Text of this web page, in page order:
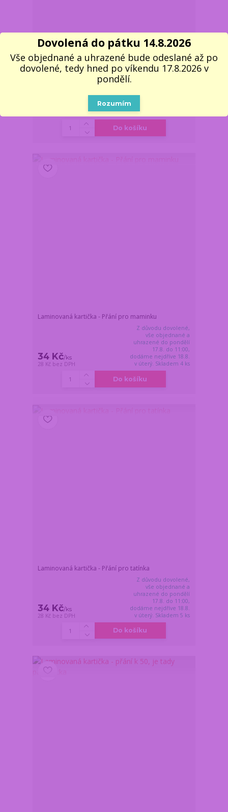
Vtipná laminovaná kartička k 40. narozeninám –
Čtyřicítka? To je ono! (CZ)
dodáme nejdříve 18.8.
v úterý. Skladem 4 ks
Do košíku
Laminovaná kartička - Přání pro maminku
34 Kč/ks
28 Kč bez DPH
Z důvodu dovolené,
vše objednané a
uhrazené do pondělí
17.8. do 11:00,
dodáme nejdříve 18.8.
v úterý. Skladem 4 ks
Do košíku
Laminovaná kartička - Přání pro tatínka
34 Kč/ks
28 Kč bez DPH
Z důvodu dovolené,
vše objednané a
uhrazené do pondělí
17.8. do 11:00,
dodáme nejdříve 18.8.
v úterý. Skladem 5 ks
Do košíku
Dovolená do pátku 14.8.2026
Vše objednané a uhrazené bude odeslané až po
dovolené, tedy hned po víkendu 17.8.2026 v
pondělí.
Rozumím